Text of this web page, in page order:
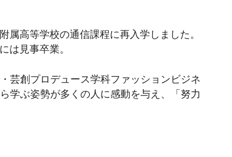
高等学校の通信課程に再入学しました。
は見事卒業。
芸創プロデュース学科ファッションビジネ
学ぶ姿勢が多くの人に感動を与え、「努力